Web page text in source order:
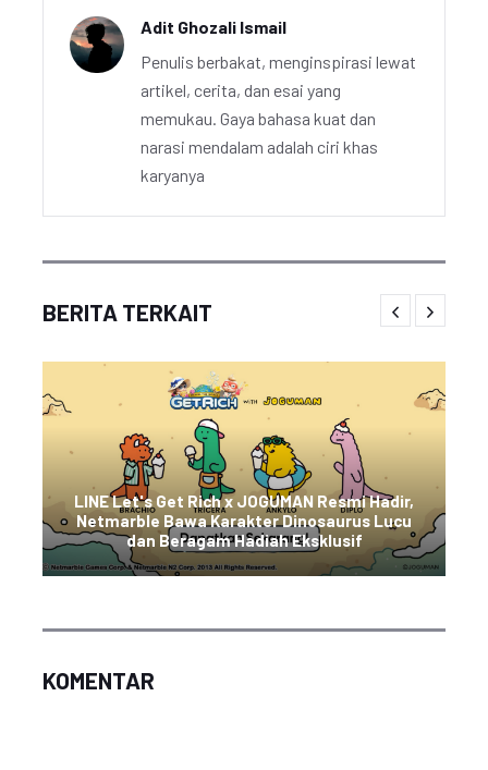
Adit Ghozali Ismail
Penulis berbakat, menginspirasi lewat
artikel, cerita, dan esai yang
memukau. Gaya bahasa kuat dan
narasi mendalam adalah ciri khas
karyanya
BERITA TERKAIT
LINE Let's Get Rich x JOGUMAN Resmi Hadir,
Netmarble Bawa Karakter Dinosaurus Lucu
dan Beragam Hadiah Eksklusif
KOMENTAR